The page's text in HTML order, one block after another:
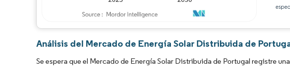
Imagen © Mordor Intelligence. El uso requiere atribución según CC BY 4.0.
Análisis del Mercado de Energía Solar Distribuida de
Se espera que el Mercado de Energía Solar Distribuida de Portugal registre